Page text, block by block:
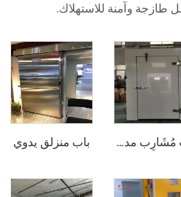
للاستهلاك.
باب مُشَارِب مدفون بالكامل باب منزلق يدوي